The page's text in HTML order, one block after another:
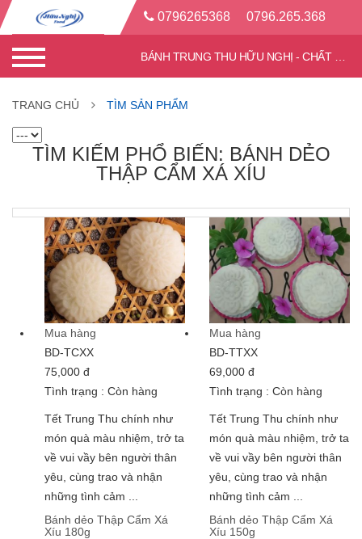
0796265368 0796.265.368
TRANG CHỦ TÌM SẢN PHẨM
TÌM KIẾM PHỔ BIẾN: BÁNH DẺO
THẬP CẨM XÁ XÍU
Mua hàng
BD-TCXX
75,000 đ
Tình trạng : Còn hàng
Tết Trung Thu chính như
món quà màu nhiệm, trở ta
về vui vầy bên người thân
yêu, cùng trao và nhận
những tình cảm ...
Bánh dẻo Thập Cẩm Xá
Xíu 180g
Mua hàng
BD-TTXX
69,000 đ
Tình trạng : Còn hàng
Tết Trung Thu chính như
món quà màu nhiệm, trở ta
về vui vầy bên người thân
yêu, cùng trao và nhận
những tình cảm ...
Bánh dẻo Thập Cẩm Xá
Xíu 150g